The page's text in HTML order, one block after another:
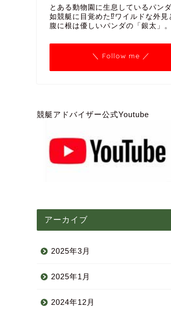
とある動物園に生息しているパン
如競艇に目覚めた⁉ワイルドな外見
腹に根は優しいパンダの「銀太」。
＼ Follow me ／
競艇アドバイザー公式Youtube
アーカイブ
2025年3月
2025年1月
2024年12月